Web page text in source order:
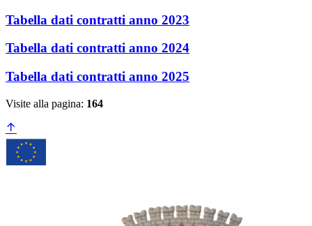
Tabella dati contratti anno 2023
Tabella dati contratti anno 2024
Tabella dati contratti anno 2025
Visite alla pagina: 164